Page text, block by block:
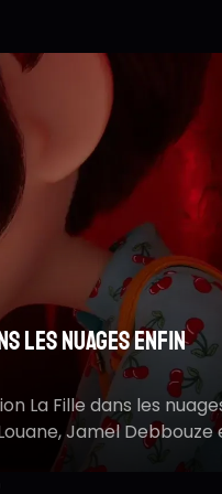
les nuages enfin
La Fille dans les
Jamel Debbouze
Sur la route
bouleversante
Récompensé à
voyage familial
aux États-Unis